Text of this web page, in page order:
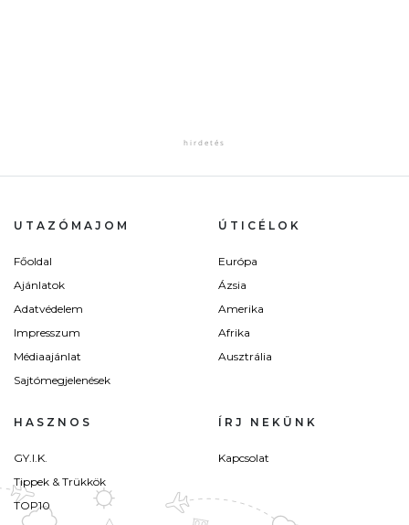
UTAZÓMAJOM
Főoldal
Ajánlatok
Adatvédelem
Impresszum
Médiaajánlat
Sajtómegjelenések
ÚTICÉLOK
Európa
Ázsia
Amerika
Afrika
Ausztrália
HASZNOS
GY.I.K.
Tippek & Trükkök
TOP10
ÍRJ NEKÜNK
Kapcsolat